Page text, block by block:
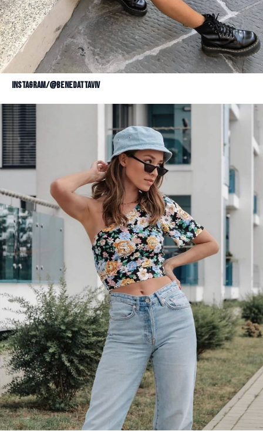
Instagram/@benedattaviv